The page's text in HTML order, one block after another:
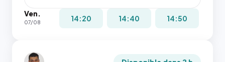
Ven.
07/08 14:20 14:40 14:50